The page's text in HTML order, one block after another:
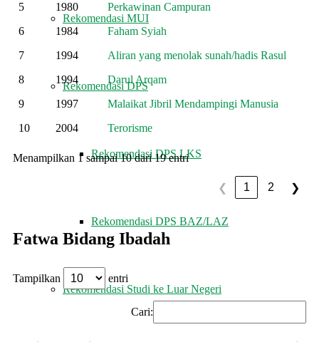
Rekomendasi MUI
Rekomendasi DPS
Rekomendasi DPS LKS
Rekomendasi DPS BAZ/LAZ
Rekomendasi Studi ke Luar Negeri
5
1980
Perkawinan Campuran
6
1984
Faham Syiah
7
1994
Aliran yang menolak sunah/hadis Rasul
8
1994
Darul Arqam
9
1997
Malaikat Jibril Mendampingi Manusia
10
2004 Terorisme
Menampilkan 1 sampai 10 dari 19 entri
❮ 1 2 ❯
Fatwa Bidang Ibadah
Tampilkan entri
Cari: